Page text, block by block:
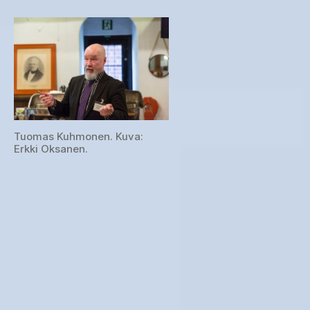
Tuomas Kuhmonen. Kuva:
Erkki Oksanen.